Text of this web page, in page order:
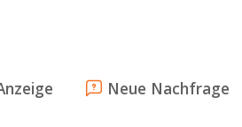
Neue Nachfrage